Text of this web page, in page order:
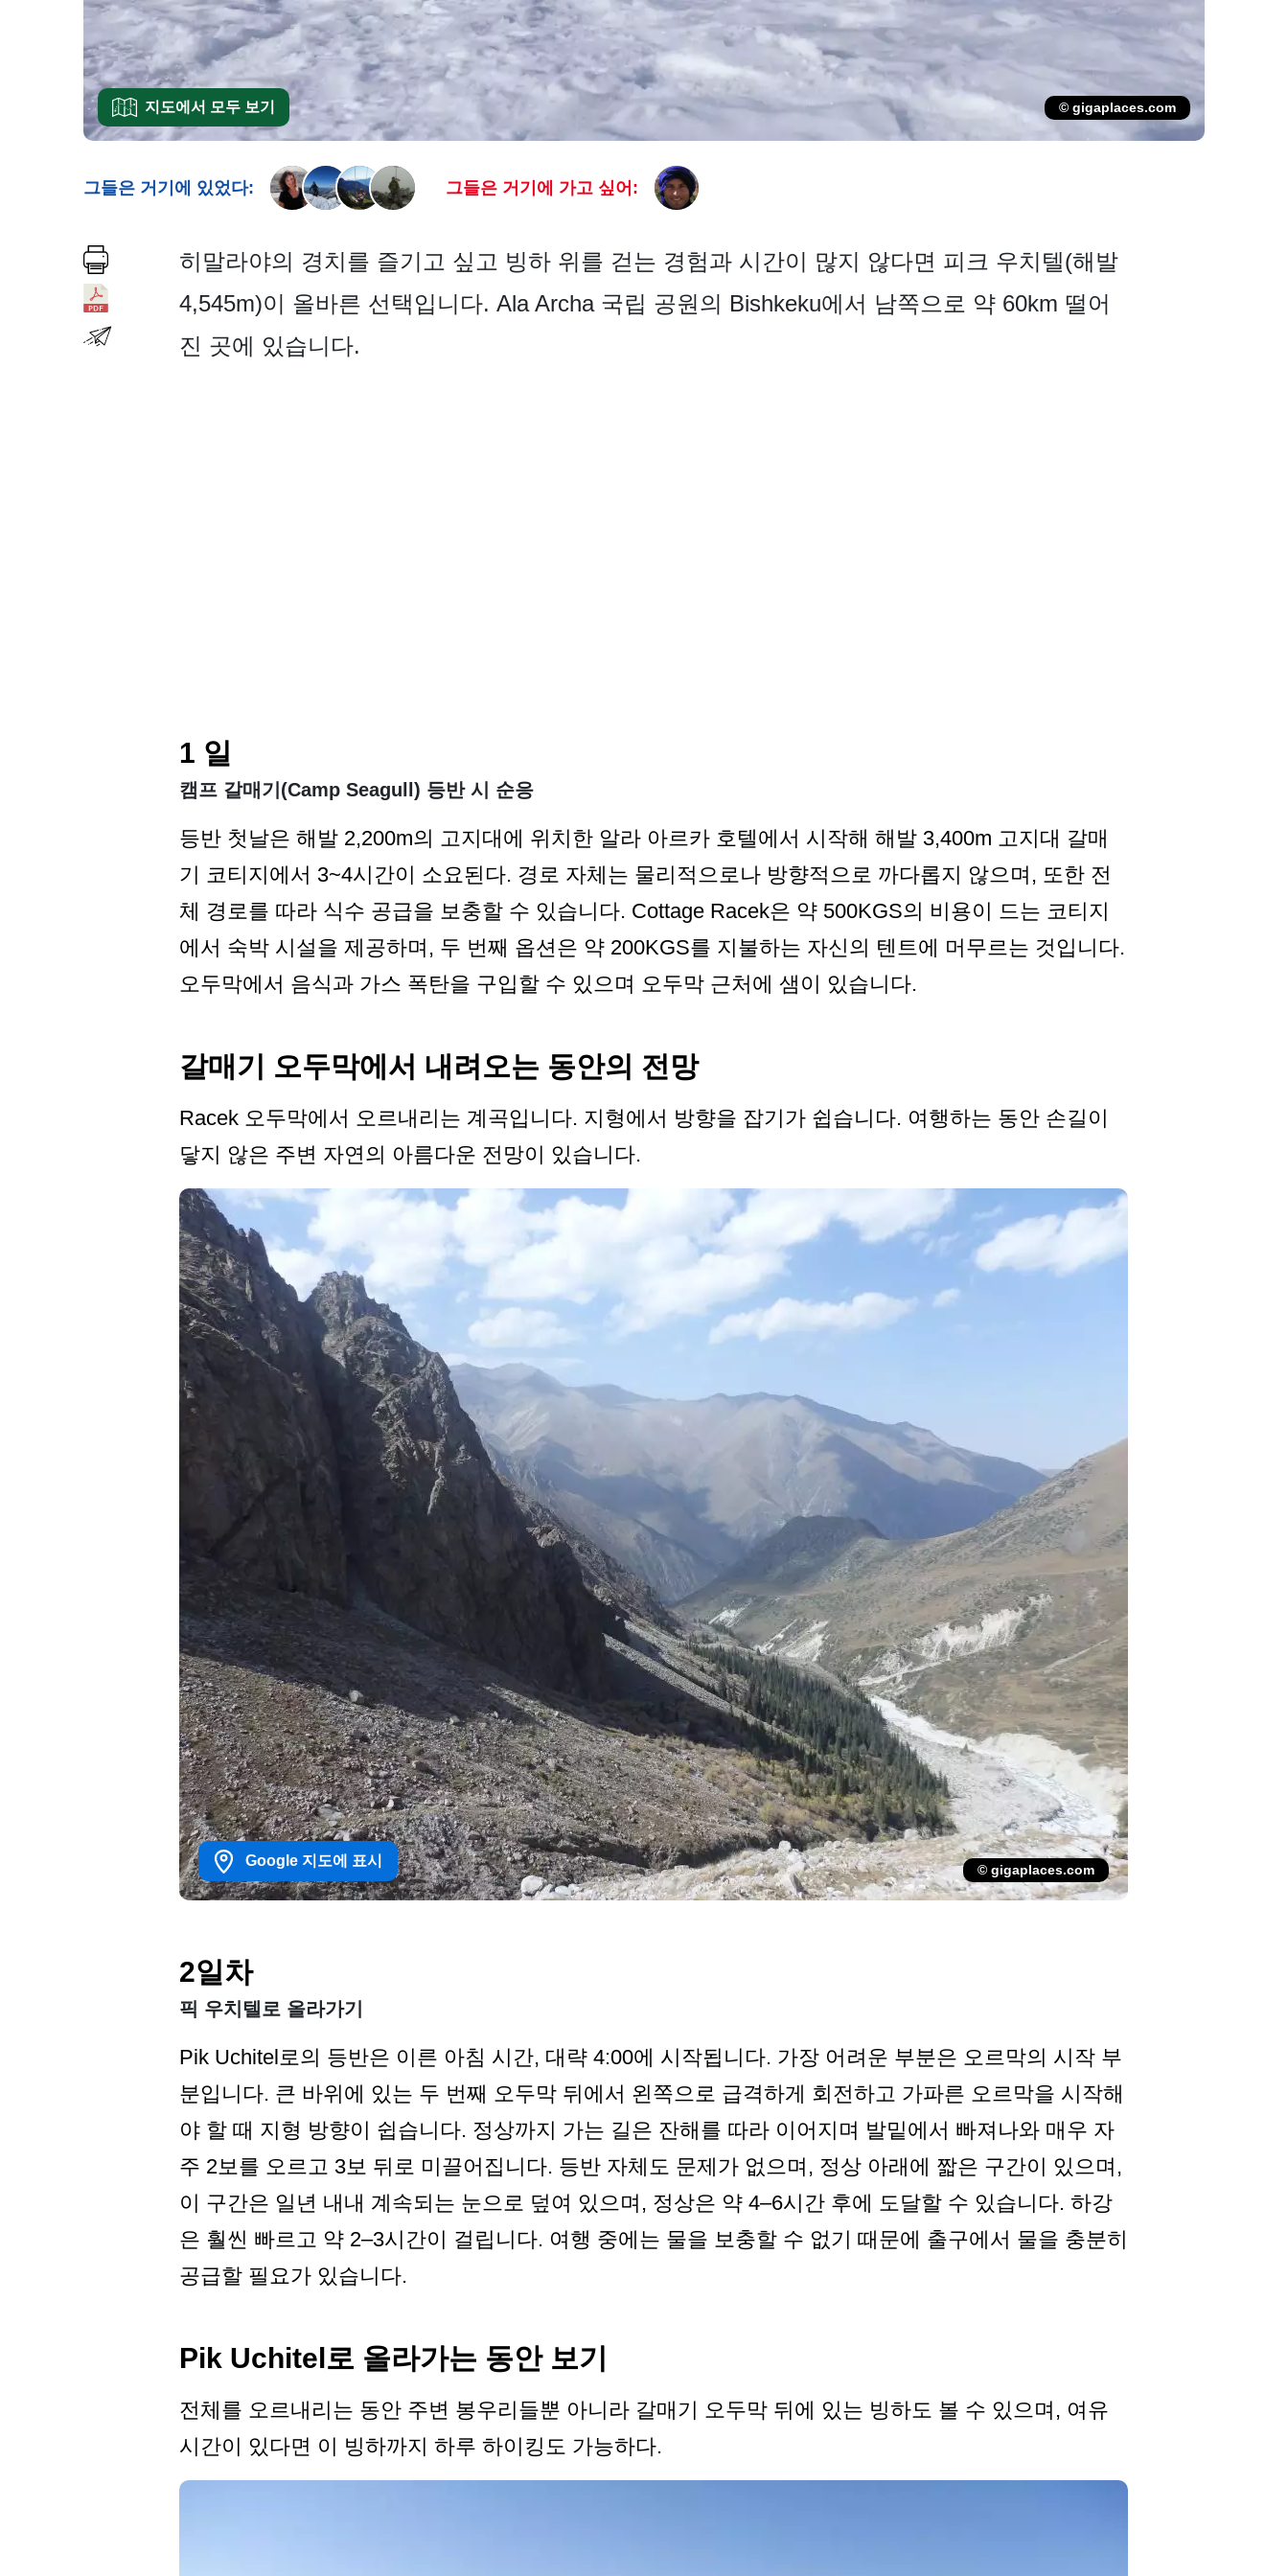
지도에서 모두 보기 © gigaplaces.com
그들은 거기에 있었다: 그들은 거기에 가고 싶어:
히말라야의 경치를 즐기고 싶고 빙하 위를 걷는 경험과 시간이 많지 않다면 피크 우치텔(해발
4,545m)이 올바른 선택입니다. Ala Archa 국립 공원의 Bishkeku에서 남쪽으로 약 60km 떨어
진 곳에 있습니다.
1 일
캠프 갈매기(Camp Seagull) 등반 시 순응
등반 첫날은 해발 2,200m의 고지대에 위치한 알라 아르카 호텔에서 시작해 해발 3,400m 고지대 갈매
기 코티지에서 3~4시간이 소요된다. 경로 자체는 물리적으로나 방향적으로 까다롭지 않으며, 또한 전
체 경로를 따라 식수 공급을 보충할 수 있습니다. Cottage Racek은 약 500KGS의 비용이 드는 코티지
에서 숙박 시설을 제공하며, 두 번째 옵션은 약 200KGS를 지불하는 자신의 텐트에 머무르는 것입니다.
오두막에서 음식과 가스 폭탄을 구입할 수 있으며 오두막 근처에 샘이 있습니다.
갈매기 오두막에서 내려오는 동안의 전망
Racek 오두막에서 오르내리는 계곡입니다. 지형에서 방향을 잡기가 쉽습니다. 여행하는 동안 손길이
닿지 않은 주변 자연의 아름다운 전망이 있습니다.
Google 지도에 표시
© gigaplaces.com
2일차
픽 우치텔로 올라가기
Pik Uchitel로의 등반은 이른 아침 시간, 대략 4:00에 시작됩니다. 가장 어려운 부분은 오르막의 시작 부
분입니다. 큰 바위에 있는 두 번째 오두막 뒤에서 왼쪽으로 급격하게 회전하고 가파른 오르막을 시작해
야 할 때 지형 방향이 쉽습니다. 정상까지 가는 길은 잔해를 따라 이어지며 발밑에서 빠져나와 매우 자
주 2보를 오르고 3보 뒤로 미끌어집니다. 등반 자체도 문제가 없으며, 정상 아래에 짧은 구간이 있으며,
이 구간은 일년 내내 계속되는 눈으로 덮여 있으며, 정상은 약 4–6시간 후에 도달할 수 있습니다. 하강
은 훨씬 빠르고 약 2–3시간이 걸립니다. 여행 중에는 물을 보충할 수 없기 때문에 출구에서 물을 충분히
공급할 필요가 있습니다.
Pik Uchitel로 올라가는 동안 보기
전체를 오르내리는 동안 주변 봉우리들뿐 아니라 갈매기 오두막 뒤에 있는 빙하도 볼 수 있으며, 여유
시간이 있다면 이 빙하까지 하루 하이킹도 가능하다.